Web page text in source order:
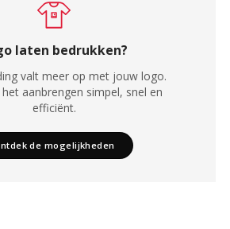
laten bedrukken?
valt meer op met jouw logo.
aanbrengen simpel, snel en
efficiënt.
de mogelijkheden